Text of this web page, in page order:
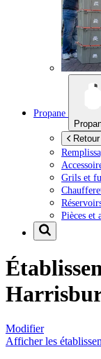
Propane
Grils et
Pièces et
Modifier
Afficher les